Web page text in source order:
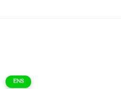
ENS